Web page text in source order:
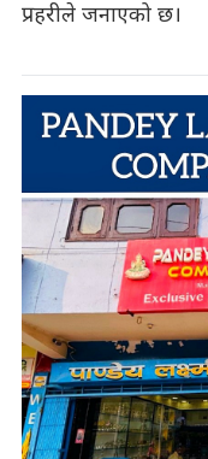
प्रहरीले जनाएको छ।